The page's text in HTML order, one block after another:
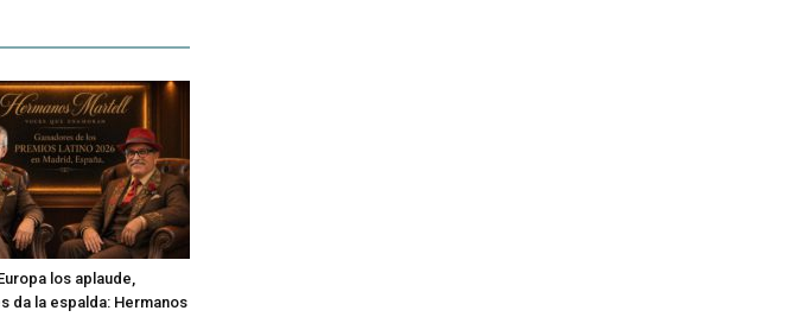
los aplaude,
da la espalda: Hermanos